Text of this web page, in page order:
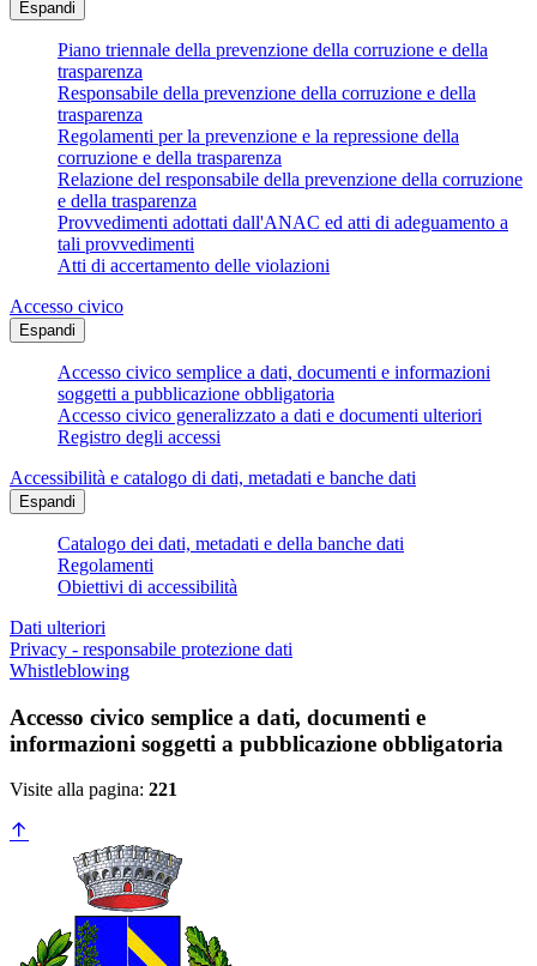
Espandi
Piano triennale della prevenzione della corruzione e della
trasparenza
Responsabile della prevenzione della corruzione e della
trasparenza
Regolamenti per la prevenzione e la repressione della
corruzione e della trasparenza
Relazione del responsabile della prevenzione della corruzione
e della trasparenza
Provvedimenti adottati dall'ANAC ed atti di adeguamento a
tali provvedimenti
Atti di accertamento delle violazioni
Accesso civico
Espandi
Accesso civico semplice a dati, documenti e informazioni
soggetti a pubblicazione obbligatoria
Accesso civico generalizzato a dati e documenti ulteriori
Registro degli accessi
Accessibilità e catalogo di dati, metadati e banche dati
Espandi
Catalogo dei dati, metadati e della banche dati
Regolamenti
Obiettivi di accessibilità
Dati ulteriori
Privacy - responsabile protezione dati
Whistleblowing
Accesso civico semplice a dati, documenti e
informazioni soggetti a pubblicazione obbligatoria
Visite alla pagina: 221